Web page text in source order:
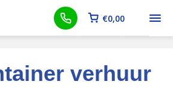
€0,00
verhuur